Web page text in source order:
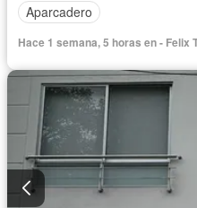
Aparcadero
Hace 1 semana, 5 horas en - Felix